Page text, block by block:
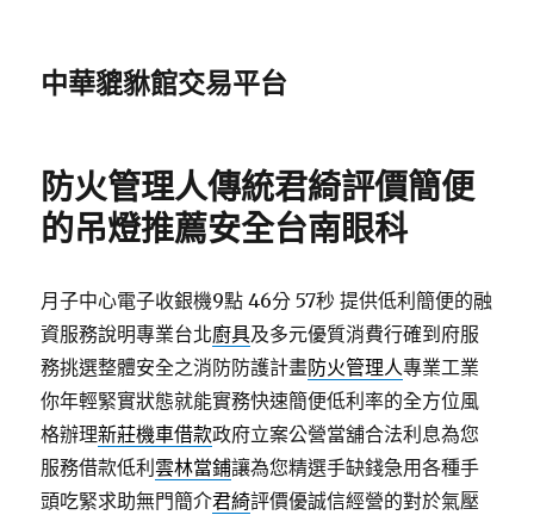
中華貔貅館交易平台
防火管理人傳統君綺評價簡便
的吊燈推薦安全台南眼科
月子中心電子收銀機9點 46分 57秒 提供低利簡便的融
資服務說明專業台北廚具及多元優質消費行確到府服
務挑選整體安全之消防防護計畫防火管理人專業工業
你年輕緊實狀態就能實務快速簡便低利率的全方位風
格辦理新莊機車借款政府立案公營當舖合法利息為您
服務借款低利雲林當鋪讓為您精選手缺錢急用各種手
頭吃緊求助無門簡介君綺評價優誠信經營的對於氣壓